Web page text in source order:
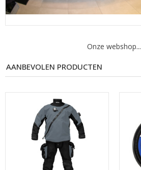
Onze webshop...
AANBEVOLEN PRODUCTEN